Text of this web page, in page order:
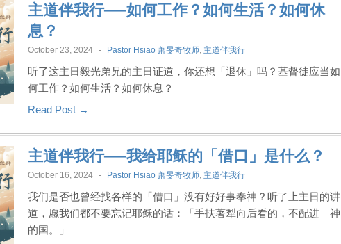
主道伴我行──如何工作？如何生活？如何休
息？
October 23, 2024 - Pastor Hsiao 萧旻奇牧师 主道伴我行
听了这主日毅光弟兄的主日证道，你还想「退休」吗？基督徒应当如
何工作？如何生活？如何休息？
Read Post →
主道伴我行──我给耶稣的「借口」是什么？
October 16, 2024 - Pastor Hsiao 萧旻奇牧师 主道伴我行
我们是否也曾经找各样的「借口」没有好好事奉神？听了上主日的讲
道，愿我们都不要忘记耶稣的话：「手扶著犁向后看的，不配进 神
的国。」